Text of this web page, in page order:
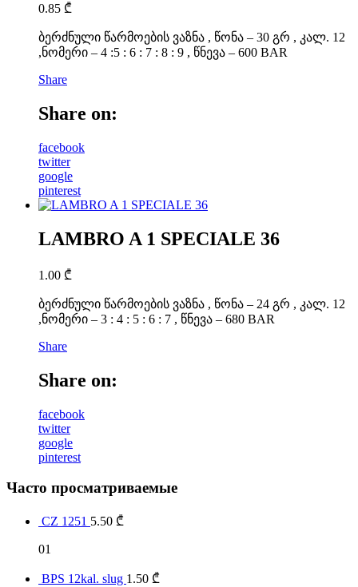
0.85 ₾
ბერძნული წარმოების ვაზნა , წონა – 30 გრ , კალ. 12
,ნომერი – 4 :5 : 6 : 7 : 8 : 9 , წნევა – 600 BAR
Share
Share on:
facebook
twitter
google
pinterest
LAMBRO A 1 SPECIALE 36
1.00 ₾
ბერძნული წარმოების ვაზნა , წონა – 24 გრ , კალ. 12
,ნომერი – 3 : 4 : 5 : 6 : 7 , წნევა – 680 BAR
Share
Share on:
facebook
twitter
google
pinterest
Часто просматриваемые
CZ 1251 5.50 ₾
01
BPS 12kal. slug 1.50 ₾